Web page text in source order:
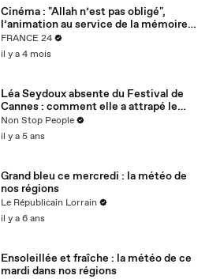
Cinéma : "Allah n’est pas obligé",
l’animation au service de la mémoire
des enfants-soldats
FRANCE 24
il y a 4 mois
Léa Seydoux absente du Festival de
Cannes : comment elle a attrapé le
Covid
Non Stop People
il y a 5 ans
Grand bleu ce mercredi : la météo de
nos régions
Le Républicain Lorrain
il y a 6 ans
Ensoleillée et fraîche : la météo de ce
mardi dans nos régions